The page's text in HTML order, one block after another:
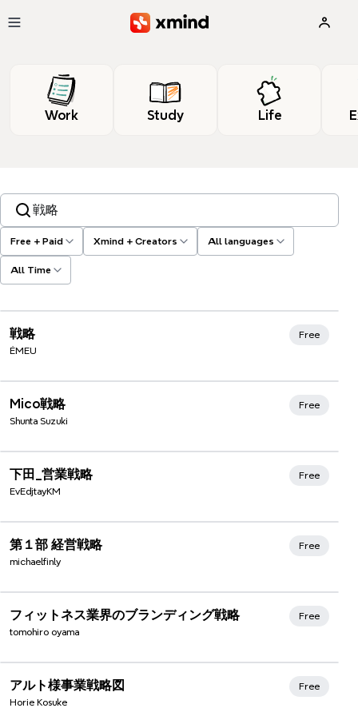
Work Study Life
Free + Paid Xmind + Creators All languages
All Time
Search templates, tags…
戦略
ÉMEU
Free
Mico戦略
Shunta Suzuki
Free
下田_営業戦略
EvEdjtayKM
Free
Xmind Favorites
第１部 経営戦略
michaelfinly
Free
フィットネス業界のブランディング戦略
tomohiro oyama
Free
アルト様事業戦略図
Horie Kosuke
Free